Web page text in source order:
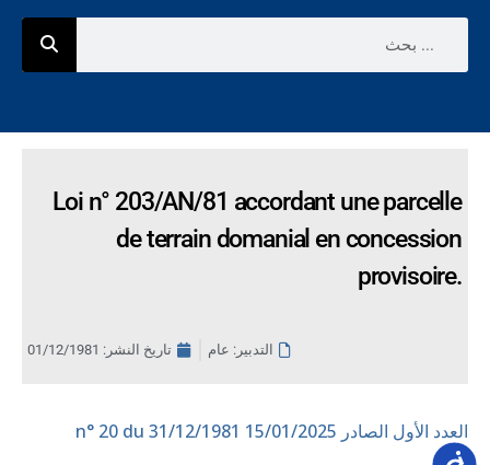
Loi n° 203/AN/81 accordant une parcelle
de terrain domanial en concession
provisoire.
التدبير: عام تاريخ النشر: 01/12/1981
العدد الأول الصادر 15/01/2025